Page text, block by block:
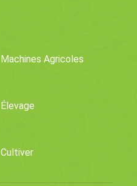
Machines Agricoles
Élevage
Cultiver